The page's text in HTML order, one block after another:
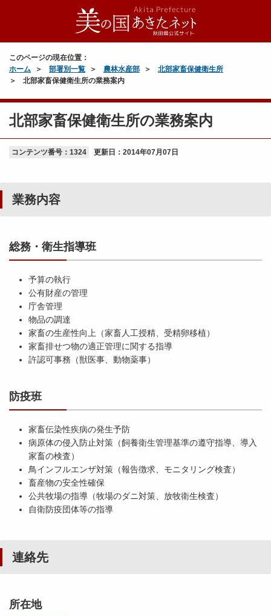
このページの現在位置：
ホーム
部署別一覧 農林水産部
北部家畜保健衛生所
北部家畜保健衛生所の業務案内
北部家畜保健衛生所の業務案内
コンテンツ番号：1324 更新日： 2014年07月07日
業務内容
総務・衛生指導班
予算の執行
公有財産の管理
庁舎管理
物品の調達
家畜の生産性向上（家畜人工授精、受精卵移植）
家畜排せつ物の適正管理に関する指導
許認可事務（獣医事、動物薬事）
防疫班
家畜伝染性疾病の発生予防
病原体の侵入防止対策（飼養衛生管理基準の遵守指導、導入
家畜の検査）
鳥インフルエンザ対策（報告徴求、モニタリング検査）
畜産物の安全性確保
公共牧場の指導（牧場のダニ対策、放牧衛生検査）
自衛防疫団体等の指導
連絡先
所在地